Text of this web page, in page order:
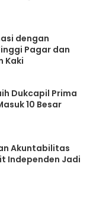
dengan
Pagar dan
Kaki
Dukcapil Prima
10 Besar
Akuntabilitas
Independen Jadi